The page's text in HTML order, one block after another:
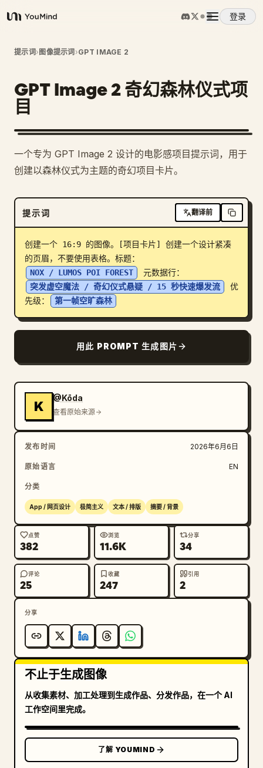
YouMind
登录
概览
使用案例
技能
提示词
定价
下载
博客
更新
提示词› 图像提示词 ›GPT IMAGE 2
GPT Image 2 奇幻森林仪式项
目
一个专为 GPT Image 2 设计的电影感项目提示词，用于
创建以森林仪式为主题的奇幻项目卡片。
提示词 翻译前
创建一个 16:9 的图像。[项目卡片] 创建一个设计紧凑
的页眉，不要使用表格。标题：
NOX / LUMOS POI FOREST
元数据行：
突发虚空魔法 / 奇幻仪式悬疑 / 15 秒快速爆发流
优
先级：
第一帧空旷森林
用此 PROMPT 生成图片
K
@Kōda
查看原始来源
发布时间 2026年6月6日
原始语言 EN
分类
App / 网页设计 极简主义 文本 / 排版 摘要 / 背景
点赞
382
浏览
11.6K
分享
34
评论
25
收藏
247
引用
2
分享
不止于生成图像
从收集素材、加工处理到生成作品、分发作品，在一个 AI
工作空间里完成。
了解 YOUMIND